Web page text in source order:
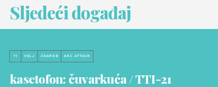
Sljedeći događaj
11 VELJ ZAGREB AKC ATTACK
kasetofon: čuvarkuća / TTI-21